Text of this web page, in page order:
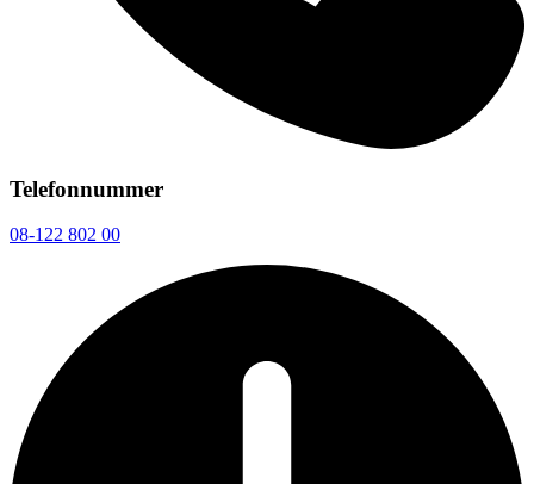
Telefonnummer
08-122 802 00